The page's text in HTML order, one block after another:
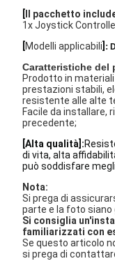
Il pacchetto
1x Joystick
Modelli applicabili :
Caratteristiche del
Prodotto in
prestazioni stabili,
resistente alle alte
Facile da installare,
precedente;
[Alta qualità]:
di vita, alta
può soddisfare
Nota:
Si prega di
parte e la foto siano
Si consiglia
familiarizzati con
Se questo articolo
si prega di